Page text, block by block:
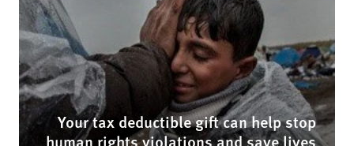
Your tax deductible gift can help stop
human rights violations and save lives